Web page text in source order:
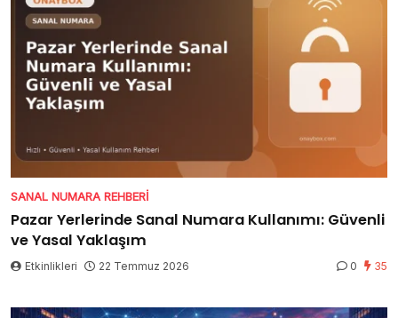
SANAL NUMARA REHBERI
Pazar Yerlerinde Sanal Numara Kullanımı: Güvenli
ve Yasal Yaklaşım
Etkinlikleri 22 Temmuz 2026 0 35